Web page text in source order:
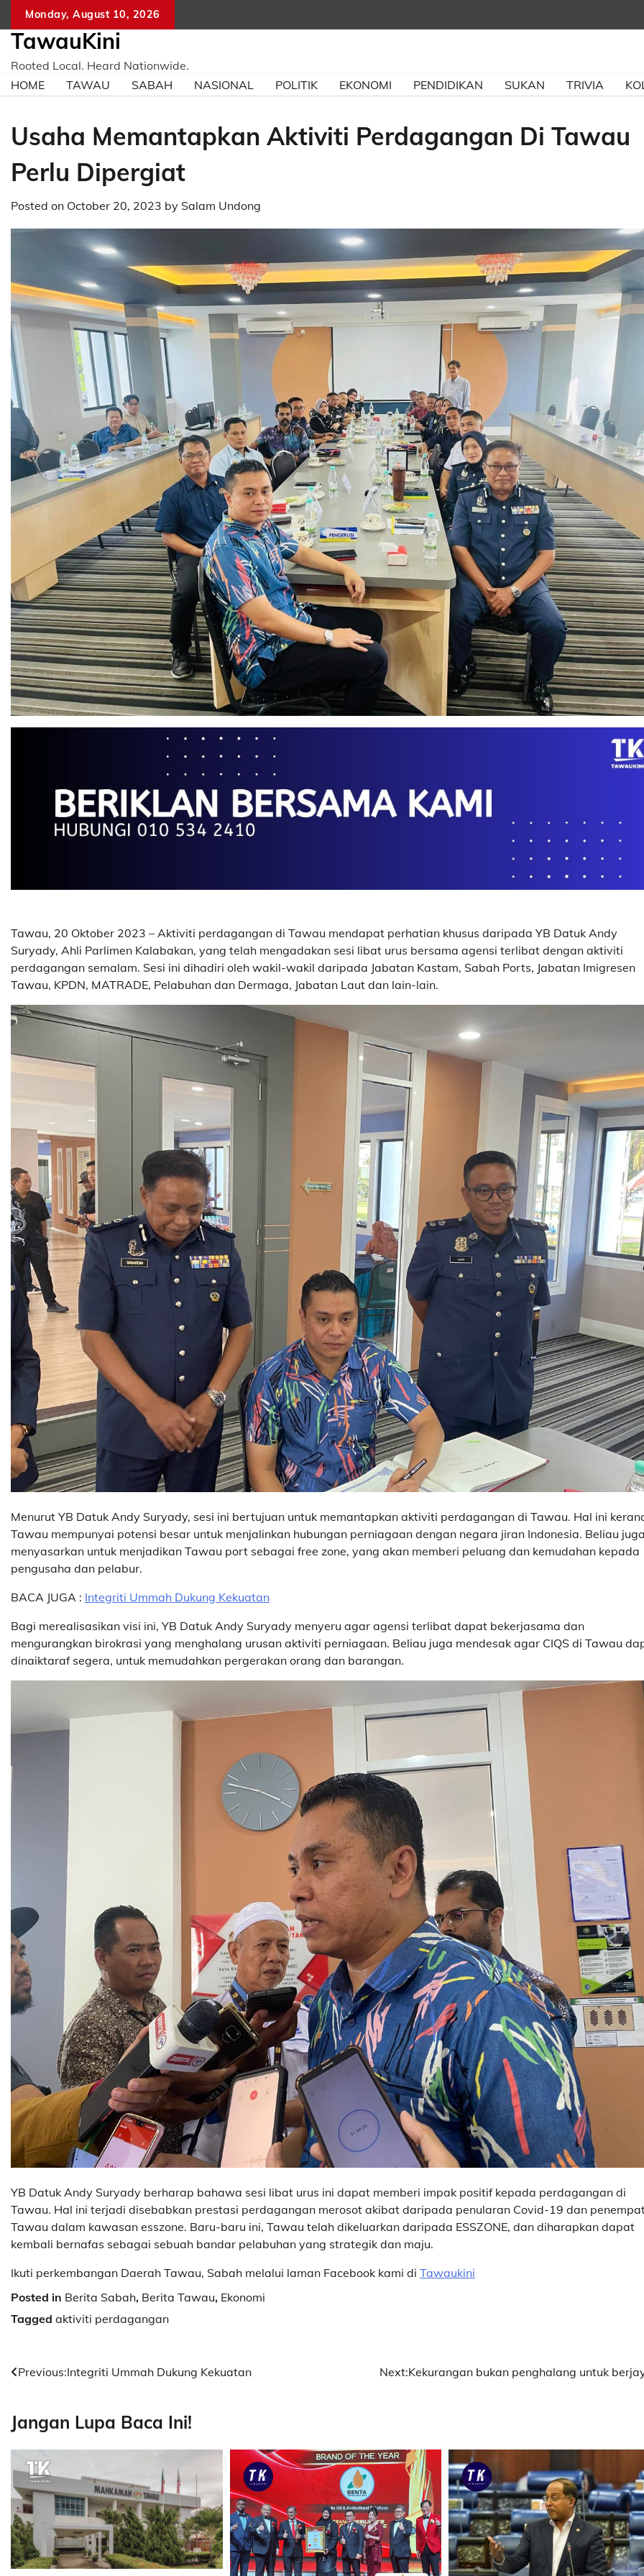
content
Monday, August 10, 2026
TawauKini
Rooted Local. Heard Nationwide.
HOME
TAWAU SABAH NASIONAL POLITIK EKONOMI PENDIDIKAN SUKAN TRIVIA
Usaha Memantapkan Aktiviti Perdagangan Di Tawau
Perlu Dipergiat
Posted on October 20, 2023 by Salam Undong
Tawau, 20 Oktober 2023 – Aktiviti perdagangan di Tawau mendapat perhatian khusus daripada YB Datuk Andy
Suryady, Ahli Parlimen Kalabakan, yang telah mengadakan sesi libat urus bersama agensi terlibat dengan aktiviti
perdagangan semalam. Sesi ini dihadiri oleh wakil-wakil daripada Jabatan Kastam, Sabah Ports, Jabatan Imigresen
Tawau, KPDN, MATRADE, Pelabuhan dan Dermaga, Jabatan Laut dan lain-lain.
Menurut YB Datuk Andy Suryady, sesi ini bertujuan untuk memantapkan aktiviti perdagangan di Tawau. Hal ini
Tawau mempunyai potensi besar untuk menjalinkan hubungan perniagaan dengan negara jiran Indonesia. Beliau
menyasarkan untuk menjadikan Tawau port sebagai free zone, yang akan memberi peluang dan kemudahan kepada
pengusaha dan pelabur.
BACA JUGA : Integriti Ummah Dukung Kekuatan
Bagi merealisasikan visi ini, YB Datuk Andy Suryady menyeru agar agensi terlibat dapat bekerjasama dan
mengurangkan birokrasi yang menghalang urusan aktiviti perniagaan. Beliau juga mendesak agar CIQS di Tawau
dinaiktaraf segera, untuk memudahkan pergerakan orang dan barangan.
YB Datuk Andy Suryady berharap bahawa sesi libat urus ini dapat memberi impak positif kepada perdagangan di
Tawau. Hal ini terjadi disebabkan prestasi perdagangan merosot akibat daripada penularan Covid-19 dan
Tawau dalam kawasan esszone. Baru-baru ini, Tawau telah dikeluarkan daripada ESSZONE, dan diharapkan dapat
kembali bernafas sebagai sebuah bandar pelabuhan yang strategik dan maju.
Ikuti perkembangan Daerah Tawau, Sabah melalui laman Facebook kami di Tawaukini
Posted in Berita Sabah, Berita Tawau, Ekonomi
Tagged aktiviti perdagangan
Post
Previous:Integriti Ummah Dukung Kekuatan Next:Kekurangan bukan penghalang untuk
Jangan Lupa Baca Ini!